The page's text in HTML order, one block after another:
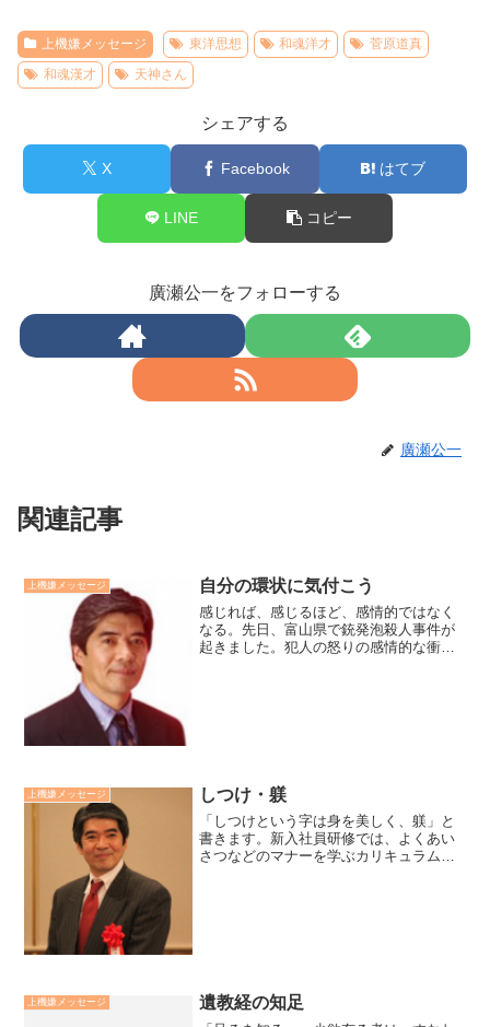
上機嫌メッセージ 東洋思想 和魂洋才
菅原道真
和魂漢才
天神さん
シェアする
X Facebook はてブ
LINE コピー
廣瀬公一をフォローする
廣瀬公一
関連記事
上機嫌メッセージ 自分の環状に気付こう
感じれば、感じるほど、感情的ではなく
なる。先日、富山県で銃発泡殺人事件が
起きました。犯人の怒りの感情的な衝動
上機嫌メッセージ しつけ・躾
「しつけという字は身を美しく、躾」と
書きます。新入社員研修では、よくあい
さつなどのマナーを学ぶカリキュラムが
上機嫌メッセージ 遺教経の知足